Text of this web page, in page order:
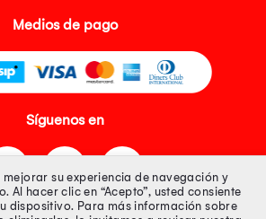
Medios de pago
Síguenos en
su experiencia de navegación y
Al hacer clic en “Acepto”, usted consiente
dispositivo. Para más información sobre